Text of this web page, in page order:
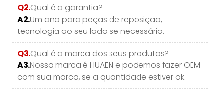
Q2.Qual é a garantia?
A2.Um ano para peças de reposição,
tecnologia ao seu lado se necessário.
Q3.Qual é a marca dos seus produtos?
A3.Nossa marca é HUAEN e podemos fazer OEM
com sua marca, se a quantidade estiver ok.